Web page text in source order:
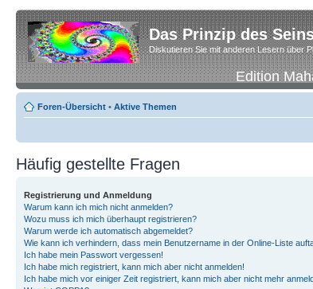
Das Prinzip des
Diskutieren Sie mit anderen Lesern über
Edition
Foren-Übersicht • Aktive Themen
Häufig gestellte Fragen
Registrierung und Anmeldung
Warum kann ich mich nicht anmelden?
Wozu muss ich mich überhaupt registrieren?
Warum werde ich automatisch abgemeldet?
Wie kann ich verhindern, dass mein Benutzername in der Online-Liste
Ich habe mein Passwort vergessen!
Ich habe mich registriert, kann mich aber nicht anmelden!
Ich habe mich vor einiger Zeit registriert, kann mich aber nicht mehr